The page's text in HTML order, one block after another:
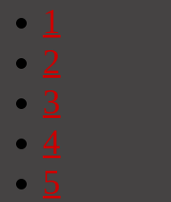
1
2
3
4
5